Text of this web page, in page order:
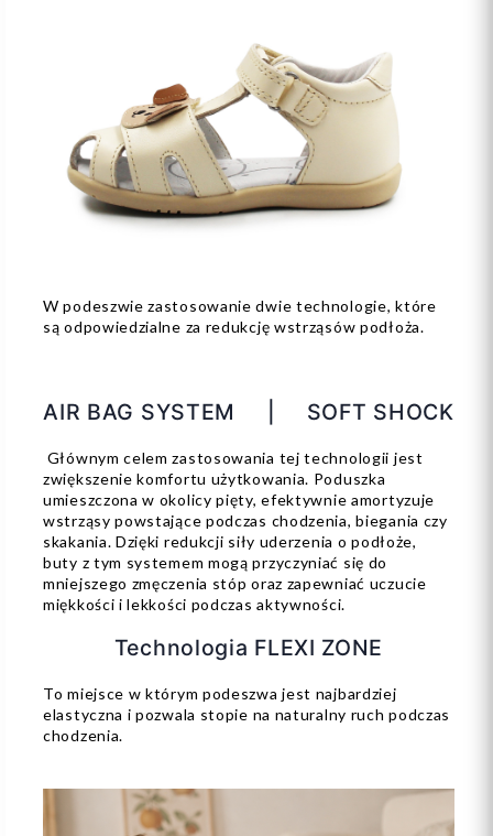
W podeszwie zastosowanie dwie technologie, które
są odpowiedzialne za redukcję wstrząsów podłoża.
AIR BAG SYSTEM | SOFT SHOCK
Głównym celem zastosowania tej technologii jest
zwiększenie komfortu użytkowania. Poduszka
umieszczona w okolicy pięty, efektywnie amortyzuje
wstrząsy powstające podczas chodzenia, biegania czy
skakania. Dzięki redukcji siły uderzenia o podłoże,
buty z tym systemem mogą przyczyniać się do
mniejszego zmęczenia stóp oraz zapewniać uczucie
miękkości i lekkości podczas aktywności.
Technologia FLEXI ZONE
To miejsce w którym podeszwa jest najbardziej
elastyczna i pozwala stopie na naturalny ruch podczas
chodzenia.